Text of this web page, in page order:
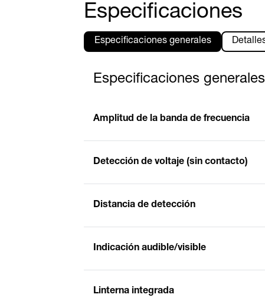
Especificaciones
Especificaciones generales
Especificaciones generales
Amplitud de la banda de frecuencia
Detección de voltaje (sin contacto)
Distancia de detección
Indicación audible/visible
Linterna integrada